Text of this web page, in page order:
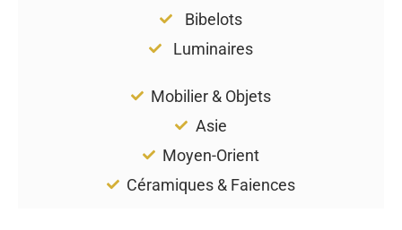
Bibelots
Luminaires
Mobilier & Objets
Asie
Moyen-Orient
Céramiques & Faiences